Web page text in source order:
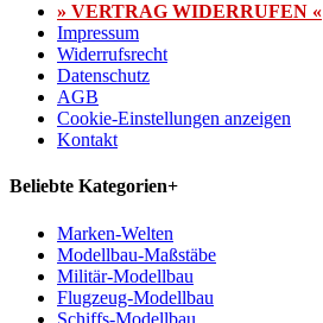
» VERTRAG WIDERRUFEN «
Impressum
Widerrufsrecht
Datenschutz
AGB
Cookie-Einstellungen anzeigen
Kontakt
Beliebte Kategorien+
Marken-Welten
Modellbau-Maßstäbe
Militär-Modellbau
Flugzeug-Modellbau
Schiffs-Modellbau